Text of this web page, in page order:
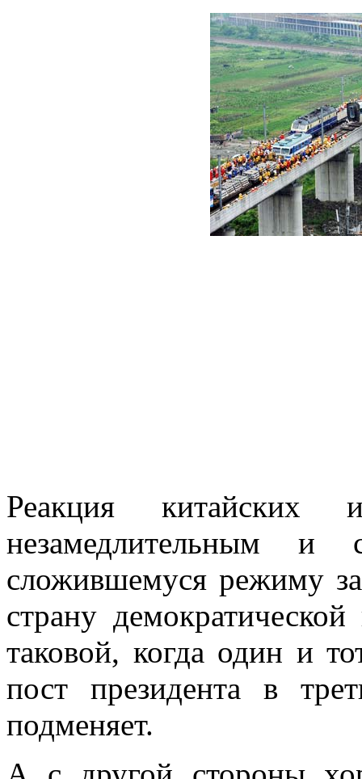
Реакция китайских
незамедлительным и
сложившемуся режиму
страну
таковой, когда один и
пост президента в
подменяет.